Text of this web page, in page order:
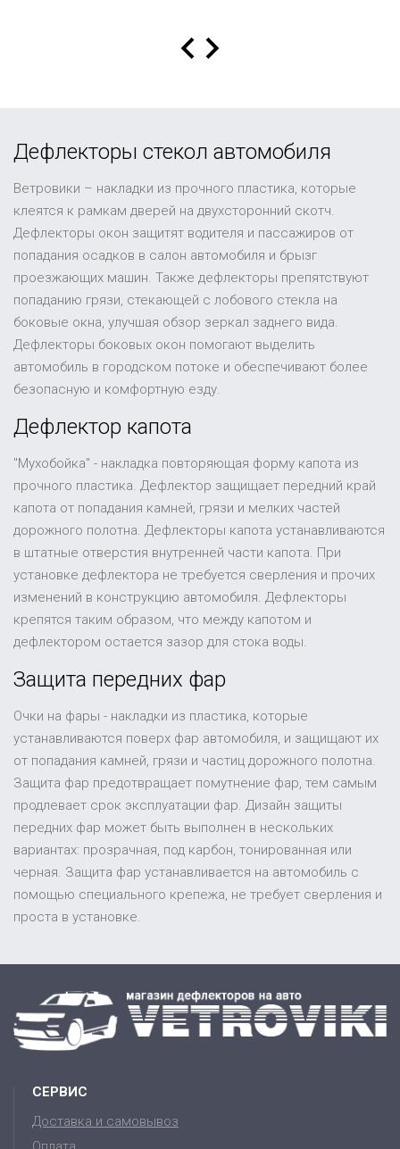
Дефлекторы стекол автомобиля
Ветровики – накладки из прочного пластика, которые
клеятся к рамкам дверей на двухсторонний скотч.
Дефлекторы окон защитят водителя и пассажиров от
попадания осадков в салон автомобиля и брызг
проезжающих машин. Также дефлекторы препятствуют
попаданию грязи, стекающей с лобового стекла на
боковые окна, улучшая обзор зеркал заднего вида.
Дефлекторы боковых окон помогают выделить
автомобиль в городском потоке и обеспечивают более
безопасную и комфортную езду.
Дефлектор капота
"Мухобойка" - накладка повторяющая форму капота из
прочного пластика. Дефлектор защищает передний край
капота от попадания камней, грязи и мелких частей
дорожного полотна. Дефлекторы капота устанавливаются
в штатные отверстия внутренней части капота. При
установке дефлектора не требуется сверления и прочих
изменений в конструкцию автомобиля. Дефлекторы
крепятся таким образом, что между капотом и
дефлектором остается зазор для стока воды.
Защита передних фар
Очки на фары - накладки из пластика, которые
устанавливаются поверх фар автомобиля, и защищают их
от попадания камней, грязи и частиц дорожного полотна.
Защита фар предотвращает помутнение фар, тем самым
продлевает срок эксплуатации фар. Дизайн защиты
передних фар может быть выполнен в нескольких
вариантах: прозрачная, под карбон, тонированная или
черная. Защита фар устанавливается на автомобиль с
помощью специального крепежа, не требует сверления и
проста в установке.
СЕРВИС
Доставка и самовывоз